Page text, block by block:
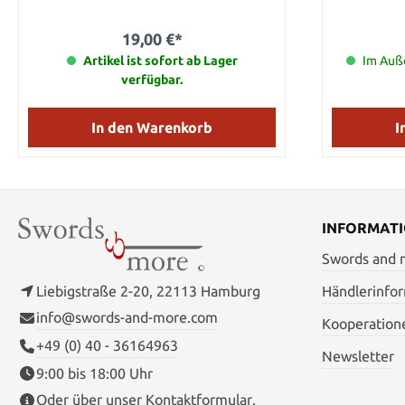
für alle 3 Messer isit im Lieferumfang
enthalten. Details: Gesamtlänge: ca. 16,5
cm Klingenmaterial: AUS-6 Edelstahl
19,00 €*
Artikel ist sofort ab Lager
verfügbar.
In den Warenkorb
Im
Liebigstraße 2-20, 22113 Hamburg
info@swords-and-more.com
+49 (0) 40 - 36164963
9:00 bis 18:00 Uhr
Oder über unser Kontaktformular.
Swords and
Newsletter